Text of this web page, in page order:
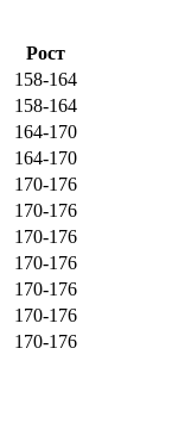
Рост
158-164
158-164
164-170
164-170
170-176
170-176
170-176
170-176
170-176
170-176
170-176